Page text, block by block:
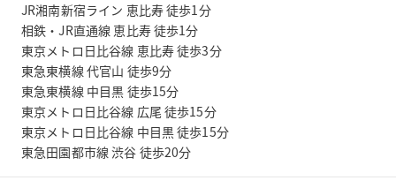
JR湘南新宿ライン 恵比寿 徒歩1分
相鉄・JR直通線 恵比寿 徒歩1分
東京メトロ日比谷線 恵比寿 徒歩3分
東急東横線 代官山 徒歩9分
東急東横線 中目黒 徒歩15分
東京メトロ日比谷線 広尾 徒歩15分
東京メトロ日比谷線 中目黒 徒歩15分
東急田園都市線 渋谷 徒歩20分